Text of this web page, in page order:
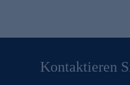
Kontaktieren